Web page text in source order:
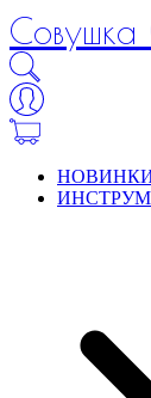
Совушка